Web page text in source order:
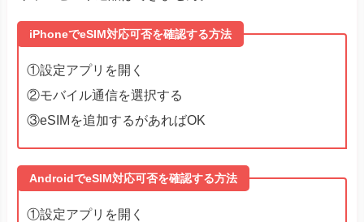
iPhoneでeSIM対応可否を確認する方法
①設定アプリを開く
②モバイル通信を選択する
③eSIMを追加するがあればOK
AndroidでeSIM対応可否を確認する方法
①設定アプリを開く